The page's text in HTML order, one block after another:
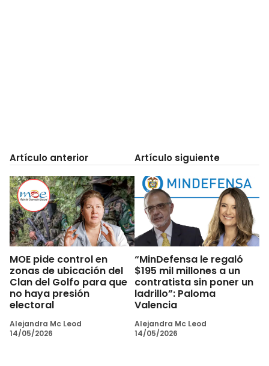
Artículo anterior
MOE pide control en
zonas de ubicación del
Clan del Golfo para que
no haya presión
electoral
Alejandra Mc Leod
14/05/2026
Artículo siguiente
“MinDefensa le regaló
$195 mil millones a un
contratista sin poner un
ladrillo”: Paloma
Valencia
Alejandra Mc Leod
14/05/2026